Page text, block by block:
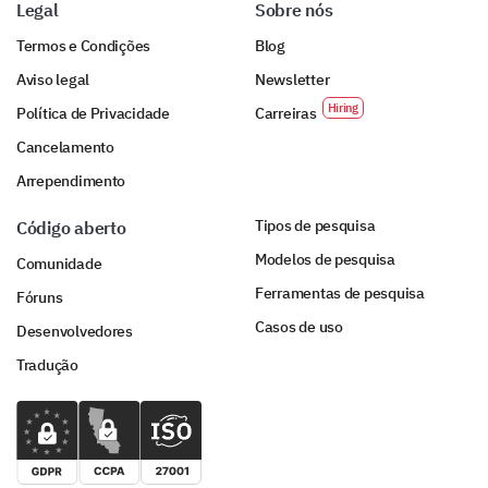
Female
Legal
Termos e Condições
Aviso legal
Política de Privacidade
Cancelamento
Arrependimento
Sobre nós
Blog
Newsletter
Carreiras
Código aberto
Comunidade
Fóruns
Desenvolvedores
Tradução
Tipos de pesquisa
Modelos de pesquisa
Ferramentas de pesquisa
Casos de uso